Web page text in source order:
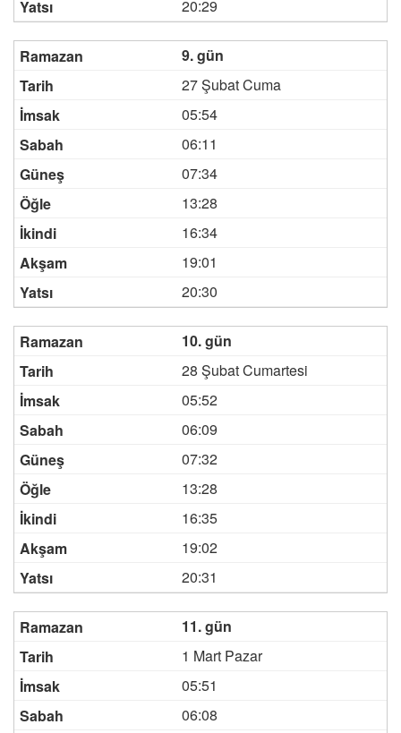
20:29
9. gün
27 Şubat Cuma
05:54
06:11
07:34
13:28
16:34
19:01
20:30
10. gün
28 Şubat Cumartesi
05:52
06:09
07:32
13:28
16:35
19:02
20:31
11. gün
1 Mart Pazar
05:51
06:08